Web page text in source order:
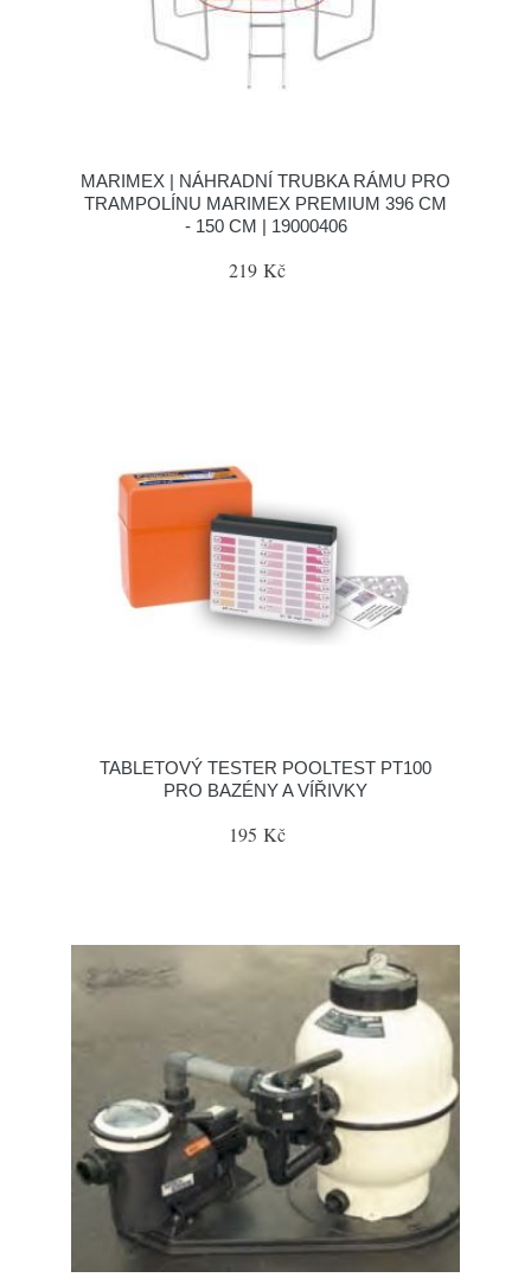
MARIMEX | NÁHRADNÍ TRUBKA RÁMU PRO
TRAMPOLÍNU MARIMEX PREMIUM 396 CM
- 150 CM | 19000406
219 Kč
TABLETOVÝ TESTER POOLTEST PT100
PRO BAZÉNY A VÍŘIVKY
195 Kč